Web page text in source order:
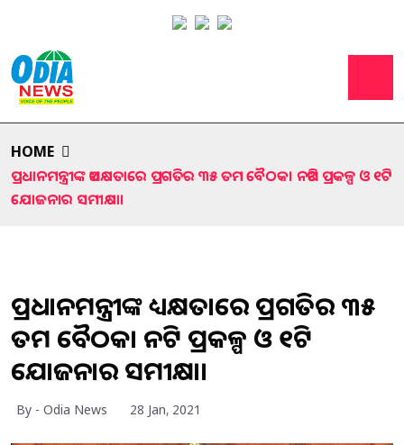
HOME
ପ୍ରଧାନମନ୍ତ୍ରୀଙ୍କ ଅଧ୍ୟକ୍ଷତାରେ ପ୍ରଗତିର ୩୫ ତମ ବୈଠକ। ନଅଟି ପ୍ରକଳ୍ପ ଓ ୧ଟି
ଯୋଜନାର ସମୀକ୍ଷା।
ପ୍ରଧାନମନ୍ତ୍ରୀଙ୍କ ଅଧ୍ୟକ୍ଷତାରେ ପ୍ରଗତିର ୩୫
ତମ ବୈଠକ। ନଅଟି ପ୍ରକଳ୍ପ ଓ ୧ଟି
ଯୋଜନାର ସମୀକ୍ଷା।
By - Odia News 28 Jan, 2021